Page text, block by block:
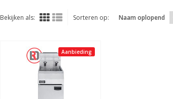
Bekijken als: Sorteren op: Naam oplopend
Aanbieding